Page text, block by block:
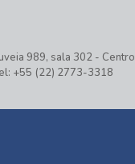
989, sala 302 - Centro
+55 (22) 2773-3318